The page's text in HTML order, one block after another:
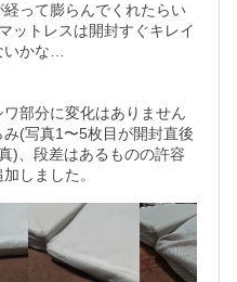
って膨らんでくれたらい
ットレスは開封すぐキレイ
かな…
部分に変化はありません
(写真1〜5枚目が開封直後
)、段差はあるものの許容